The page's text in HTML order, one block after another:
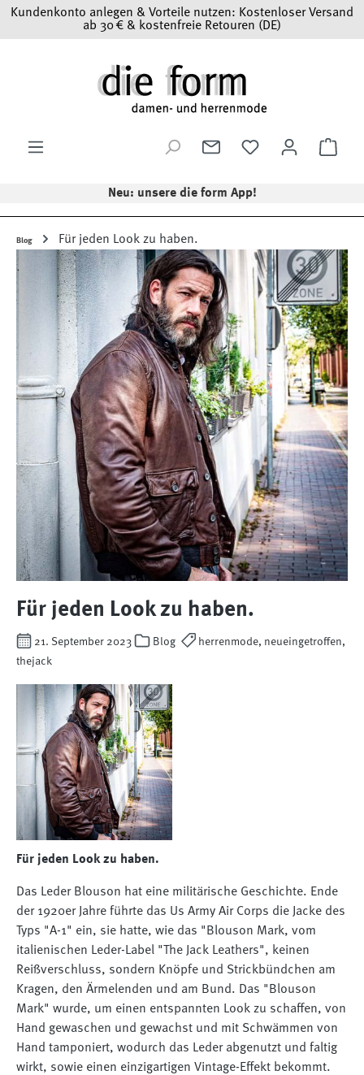
Zum Hauptinhalt springen
Kundenkonto anlegen & Vorteile nutzen: Kostenloser Versand
ab 30 € & kostenfreie Retouren (DE)
Neu: unsere die form App!
Blog Für jeden Look zu haben.
Für jeden Look zu haben.
21. September 2023 Blog
herrenmode, neueingetroffen,
thejack
Für jeden Look zu haben.
Das Leder Blouson hat eine militärische Geschichte. Ende
der 1920er Jahre führte das Us Army Air Corps die Jacke des
Typs "A-1" ein, sie hatte, wie das "Blouson Mark, vom
italienischen Leder-Label "The Jack Leathers", keinen
Reißverschluss, sondern Knöpfe und Strickbündchen am
Kragen, den Ärmelenden und am Bund. Das "Blouson
Mark" wurde, um einen entspannten Look zu schaffen, von
Hand gewaschen und gewachst und mit Schwämmen von
Hand tamponiert, wodurch das Leder abgenutzt und faltig
wirkt, sowie einen einzigartigen Vintage-Effekt bekommt.